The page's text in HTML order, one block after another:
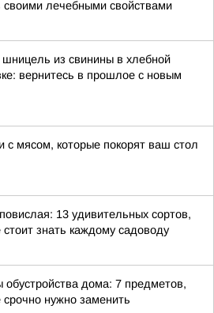
своими лечебными свойствами
из свинины в хлебной
вернитесь в прошлое с новым
с мясом, которые покорят ваш стол
13 удивительных сортов,
стоит знать каждому садоводу
обустройства дома: 7 предметов,
срочно нужно заменить